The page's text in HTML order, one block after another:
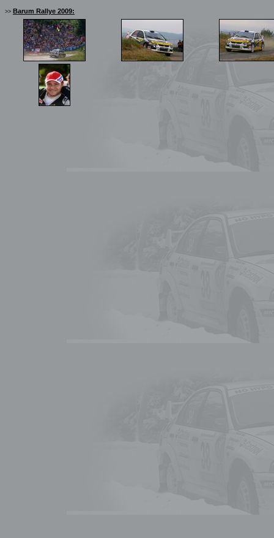
>> Barum Rallye 2009: